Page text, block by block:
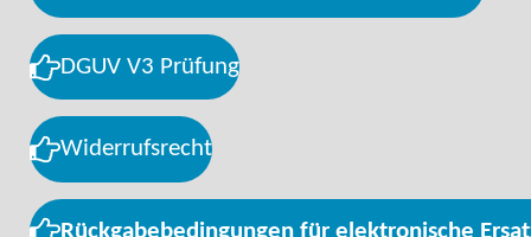
DGUV V3 Prüfung
Widerrufsrecht
Rückgabebedingungen für elektronische